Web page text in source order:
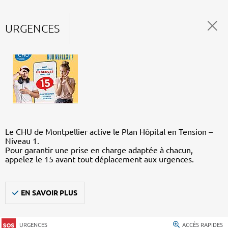
URGENCES
Le CHU de Montpellier active le Plan Hôpital en Tension –
Niveau 1.
Pour garantir une prise en charge adaptée à chacun,
appelez le 15 avant tout déplacement aux urgences.
EN SAVOIR PLUS
URGENCES ACCÈS RAPIDES